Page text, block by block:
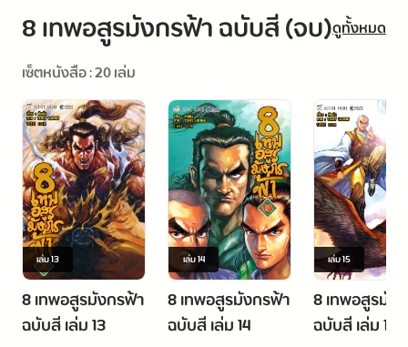
8 เทพอสูรมังกรฟ้า ฉบับสี (จบ)ดูทั้งหมด
เซ็ตหนังสือ : 20 เล่ม
เล่ม13
8 เทพอสูรมังกรฟ้า
ฉบับสี เล่ม 13
เล่ม14
8 เทพอสูรมังกรฟ้า
ฉบับสี เล่ม 14
เล่ม15
8 เทพอสูรมัง
ฉบับสี เล่ม 15